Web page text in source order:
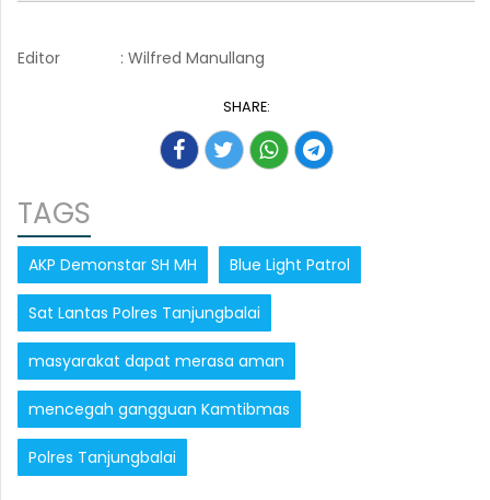
Editor : Wilfred Manullang
SHARE:
TAGS
AKP Demonstar SH MH Blue Light Patrol
Sat Lantas Polres Tanjungbalai
masyarakat dapat merasa aman
mencegah gangguan Kamtibmas
Polres Tanjungbalai